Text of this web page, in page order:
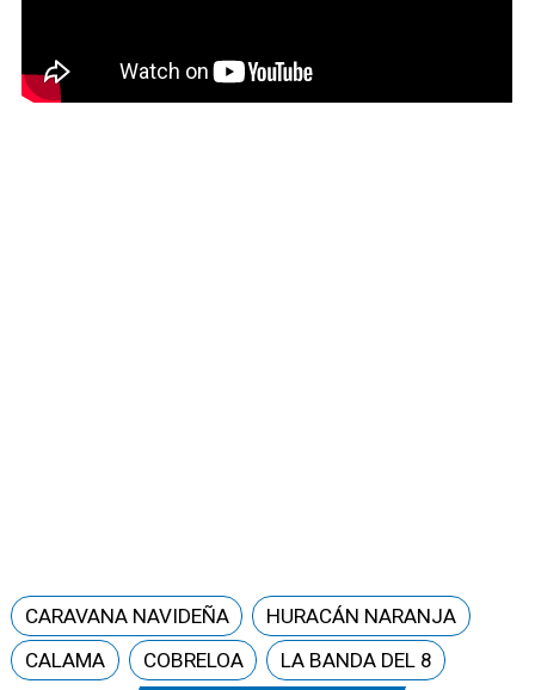
CARAVANA NAVIDEÑA
HURACÁN NARANJA
CALAMA
COBRELOA LA BANDA DEL 8